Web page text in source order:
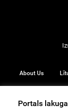
About Us
Portals